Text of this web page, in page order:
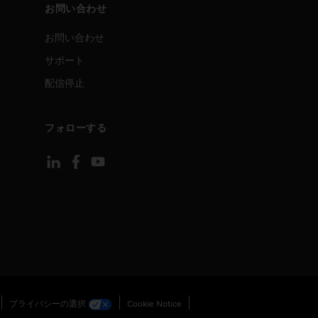
お問い合わせ
お問い合わせ
サポート
配信停止
フォローする
プライバシーの選択 Cookie Notice